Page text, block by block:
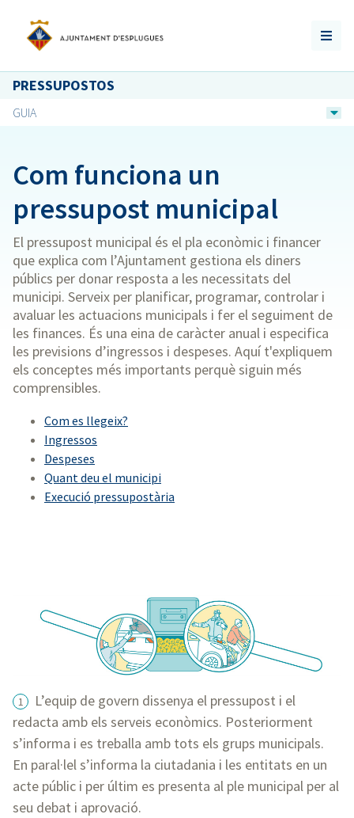
PRESSUPOSTOS
GUIA
Com funciona un
pressupost municipal
El pressupost municipal és el pla econòmic i financer
que explica com l’Ajuntament gestiona els diners
públics per donar resposta a les necessitats del
municipi. Serveix per planificar, programar, controlar i
avaluar les actuacions municipals i fer el seguiment de
les finances. És una eina de caràcter anual i especifica
les previsions d’ingressos i despeses. Aquí t'expliquem
els conceptes més importants perquè siguin més
comprensibles.
Com es llegeix?
Ingressos
Despeses
Quant deu el municipi
Execució pressupostària
L’equip de govern dissenya el pressupost i el
redacta amb els serveis econòmics. Posteriorment
s’informa i es treballa amb tots els grups municipals.
En paral·lel s’informa la ciutadania i les entitats en un
acte públic i per últim es presenta al ple municipal per al
seu debat i aprovació.